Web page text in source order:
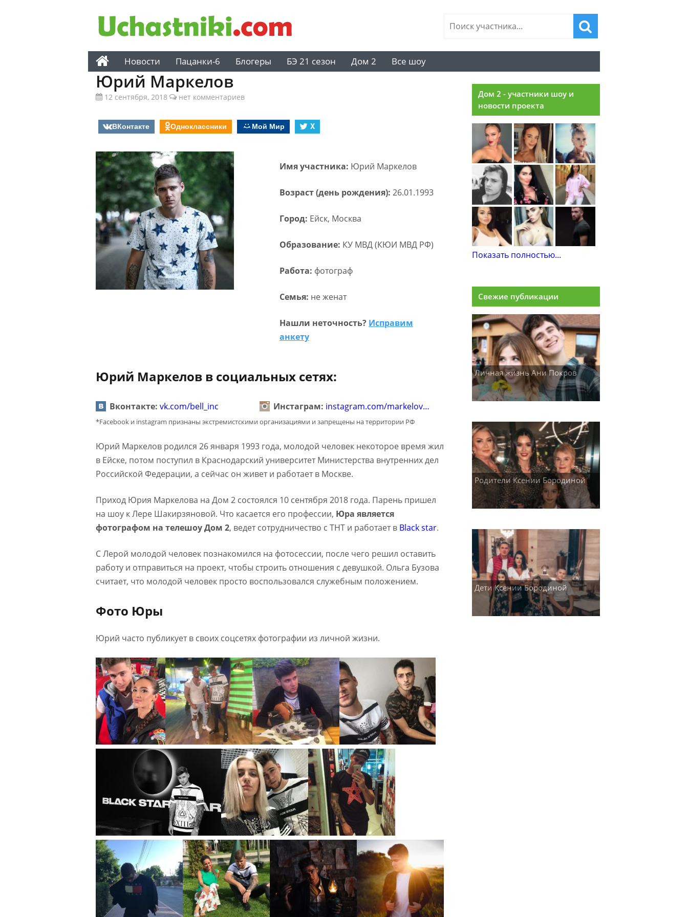
Новости Пацанки-6 Блогеры БЭ 21 сезон Дом 2 Все шоу
Юрий Маркелов
12 сентября, 2018 нет комментариев
ВКонтакте Одноклассники Мой Мир X
Имя участника: Юрий Маркелов
Возраст (день рождения): 26.01.1993
Город: Ейск, Москва
Образование: КУ МВД (КЮИ МВД РФ)
Работа: фотограф
Семья: не женат
Нашли неточность? Исправим
анкету
Юрий Маркелов в социальных сетях:
Вконтакте: vk.com/bell_inc Инстаграм: instagram.com/markelov…
*Facebook и instagram признаны экстремистскими организациями и запрещены на территории РФ
Юрий Маркелов родился 26 января 1993 года, молодой человек некоторое время жил
в Ейске, потом поступил в Краснодарский университет Министерства внутренних дел
Российской Федерации, а сейчас он живет и работает в Москве.
Приход Юрия Маркелова на Дом 2 состоялся 10 сентября 2018 года. Парень пришел
на шоу к Лере Шакирзяновой. Что касается его профессии, Юра является
фотографом на телешоу Дом 2, ведет сотрудничество с ТНТ и работает в Black star.
С Лерой молодой человек познакомился на фотосессии, после чего решил оставить
работу и отправиться на проект, чтобы строить отношения с девушкой. Ольга Бузова
считает, что молодой человек просто воспользовался служебным положением.
Фото Юры
Юрий часто публикует в своих соцсетях фотографии из личной жизни.
Дом 2 - участники шоу и
новости проекта
Показать полностью...
Свежие публикации
Личная жизнь Ани Покров
Родители Ксении Бородиной
Дети Ксении Бородиной